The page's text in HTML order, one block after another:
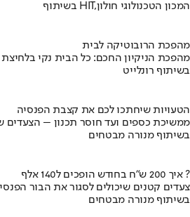
בשיתוף HIT,המכון הטכנולוגי חולון
מהפכת הרובוטיקה לבית
מהפכת הניקיון החכם: כל הבית נקי
בשיתוף רונלייט
הטעויות שיחתכו לכם את קצבת הפנסיה
ממשיכת כספים ועד חוסר תכנון – הצעדים
בשיתוף מנורה מבטחים
איך 200 ש"ח בחודש הופכים ל140 אלף ?
צעדים קטנים שיכולים לסגור את הבור
בשיתוף מנורה מבטחים